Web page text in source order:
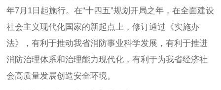
年7月1日起施行。在“十四五”规划开局之年，在全面建设
社会主义现代化国家的新起点上，修订通过《实施办
法》，有利于推动我省消防事业科学发展，有利于推进
消防治理体系和治理能力现代化，有利于为我省经济社
会高质量发展创造安全环境。